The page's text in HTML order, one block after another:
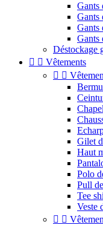
Gants
Gants
Gants
Gants
Déstockage
  Vêtements
 
Gilet
Haut
Polo
Pull
Tee
Veste
 